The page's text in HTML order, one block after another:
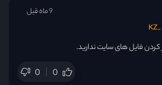
_KZ
فایل های سایت ندارید.
0 0
9 ماه قبل